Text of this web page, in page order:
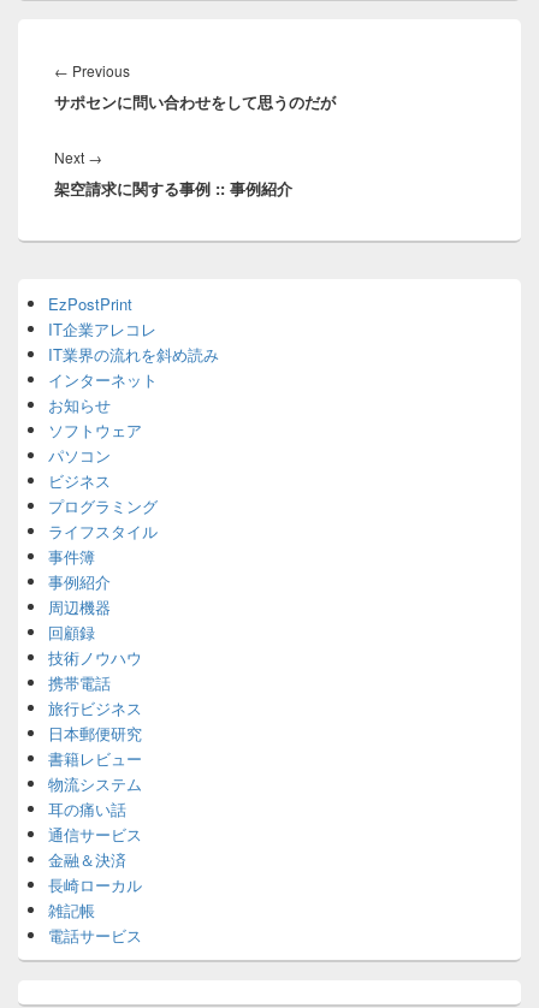
稿
ナ
ゲ
ー
シ
← PreviousPrevious
post:
サポセンに問い合わせをして思うのだが
Next →
post:
架空請求に関する事例 :: 事例紹介
Sidebar
Widget
Area
EzPostPrint
IT企業アレコレ
IT業界の流れを斜め読み
インターネット
お知らせ
ソフトウェア
パソコン
ビジネス
プログラミング
ライフスタイル
事件簿
事例紹介
周辺機器
回顧録
技術ノウハウ
携帯電話
旅行ビジネス
日本郵便研究
書籍レビュー
物流システム
耳の痛い話
通信サービス
金融＆決済
長崎ローカル
雑記帳
電話サービス